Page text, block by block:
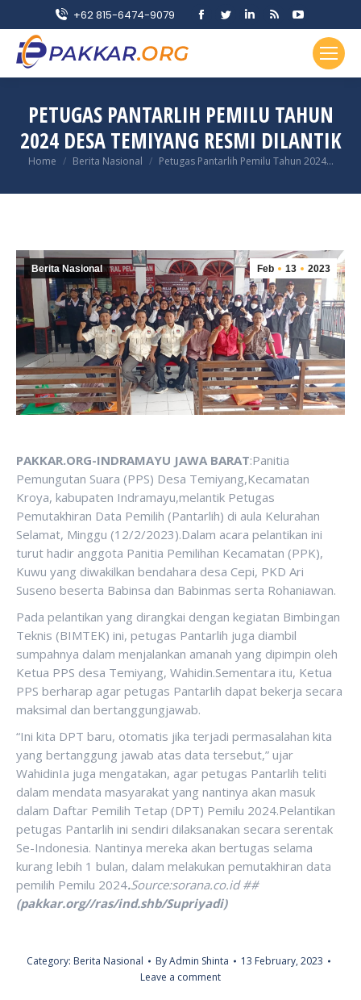
+62 815-6474-9079
Facebook
in
window
Twitter
in
window
Linkedin
in
window
Rss
opens
in
window
YouTube
page
opens
in
window
PETUGAS PANTARLIH PEMILU TAHUN
2024 DESA TEMIYANG RESMI DILANTIK
You are here:
Home Berita Nasional Petugas Pantarlih Pemilu Tahun 2024…
Feb 13 2023
Berita Nasional
PAKKAR.ORG-INDRAMAYU JAWA BARAT:Panitia
Pemungutan Suara (PPS) Desa Temiyang,Kecamatan
Kroya, kabupaten Indramayu,melantik Petugas
Pemutakhiran Data Pemilih (Pantarlih) di aula Kelurahan
Selamat, Minggu (12/2/2023).Dalam acara pelantikan ini
turut hadir anggota Panitia Pemilihan Kecamatan (PPK),
Kuwu yang diwakilkan bendahara desa Cepi, PKD Ari
Suseno beserta Babinsa dan Babinmas serta Rohaniawan.
Pada pelantikan yang dirangkai dengan kegiatan Bimbingan
Teknis (BIMTEK) ini, petugas Pantarlih juga diambil
sumpahnya dalam menjalankan amanah yang dipimpin oleh
Ketua PPS desa Temiyang, Wahidin.Sementara itu, Ketua
PPS berharap agar petugas Pantarlih dapat bekerja secara
maksimal dan bertanggungjawab.
“Ini kita DPT baru, otomatis jika terjadi permasalahan kita
yang bertanggung jawab atas data tersebut,” ujar
WahidinIa juga mengatakan, agar petugas Pantarlih teliti
dalam mendata masyarakat yang nantinya akan masuk
dalam Daftar Pemilih Tetap (DPT) Pemilu 2024.Pelantikan
petugas Pantarlih ini sendiri dilaksanakan secara serentak
Se-Indonesia. Nantinya mereka akan bertugas selama
kurang lebih 1 bulan, dalam melakukan pemutakhiran data
pemilih Pemilu 2024.Source:sorana.co.id ##
(pakkar.org//ras/ind.shb/Supriyadi)
Category: Berita Nasional ByAdmin Shinta
13 February, 2023
Leave a comment